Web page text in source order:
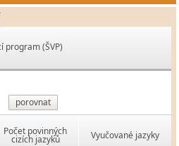
program (ŠVP)
porovnat
Počet povinných
cizích jazyků Vyučované jazyky